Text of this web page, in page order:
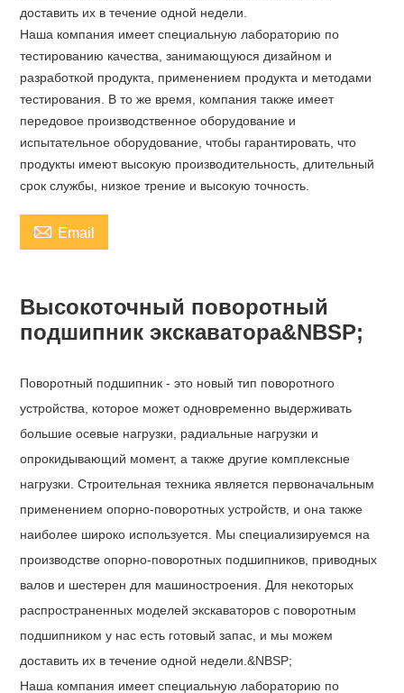
доставить их в течение одной недели.
Наша компания имеет специальную лабораторию по
тестированию качества, занимающуюся дизайном и
разработкой продукта, применением продукта и методами
тестирования. В то же время, компания также имеет
передовое производственное оборудование и
испытательное оборудование, чтобы гарантировать, что
продукты имеют высокую производительность, длительный
срок службы, низкое трение и высокую точность.
 Email
Высокоточный поворотный
подшипник экскаватора&NBSP;
Поворотный подшипник - это новый тип поворотного
устройства, которое может одновременно выдерживать
большие осевые нагрузки, радиальные нагрузки и
опрокидывающий момент, а также другие комплексные
нагрузки. Строительная техника является первоначальным
применением опорно-поворотных устройств, и она также
наиболее широко используется. Мы специализируемся на
производстве опорно-поворотных подшипников, приводных
валов и шестерен для машиностроения. Для некоторых
распространенных моделей экскаваторов с поворотным
подшипником у нас есть готовый запас, и мы можем
доставить их в течение одной недели.&NBSP;
Наша компания имеет специальную лабораторию по